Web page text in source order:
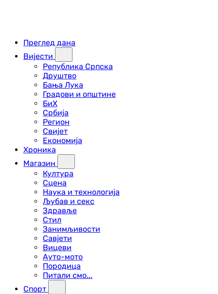
Преглед дана
Вијести
Република Српска
Друштво
Бања Лука
Градови и општине
БиХ
Србија
Регион
Свијет
Економија
Хроника
Магазин
Култура
Сцена
Наука и технологија
Љубав и секс
Здравље
Стил
Занимљивости
Савјети
Вицеви
Ауто-мото
Породица
Питали смо...
Спорт